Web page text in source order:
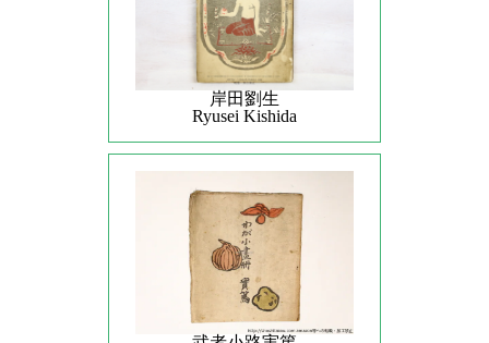
岸田劉生
Ryusei Kishida